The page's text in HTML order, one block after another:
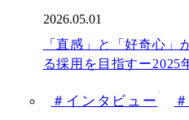
「直感」と「好奇心
る採用を目指すー2025
2026.05.01
インタビュー